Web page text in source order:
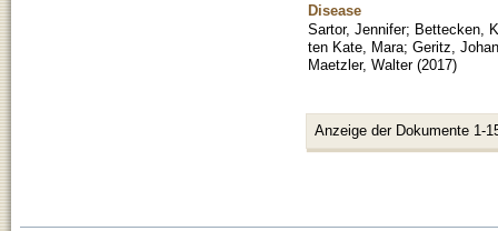
Disease
Sartor, Jennifer; Bettecken,
ten Kate, Mara; Geritz,
Maetzler, Walter (2017)
Anzeige der Dokumente 1-